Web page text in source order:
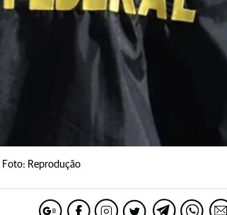
Foto: Reprodução